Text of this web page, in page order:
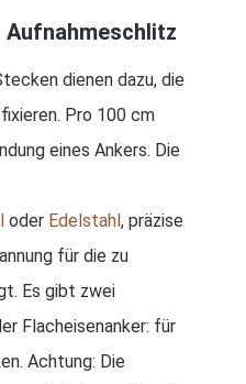
Aufnahmeschlitz
dienen dazu, die
Pro 100 cm
eines Ankers. Die
oder Edelstahl, präzise
für die zu
Es gibt zwei
Flacheisenanker: für
Achtung: Die